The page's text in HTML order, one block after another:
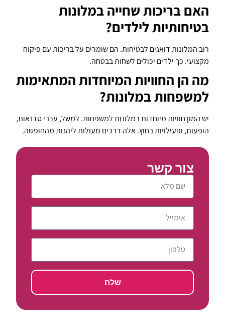
צור קשר
שלח
האם בריכות שחייה במלונות
בטיחותיות לילדים?
רוב המלונות דואגים לבטיחות. הם שומרים על בריכות עם פיקוח
מקצועי. כך ילדים יכולים לשחות בבטחה.
מה הן החוויות המיוחדות המתאימות
למשפחות במלונות?
יש המון חוויות מיוחדות במלונות למשפחות. למשל, ערבי סדנאות,
הופעות, ופעילויות בחוץ. אלה דרכים מעולות ליהנות מהחופשה.